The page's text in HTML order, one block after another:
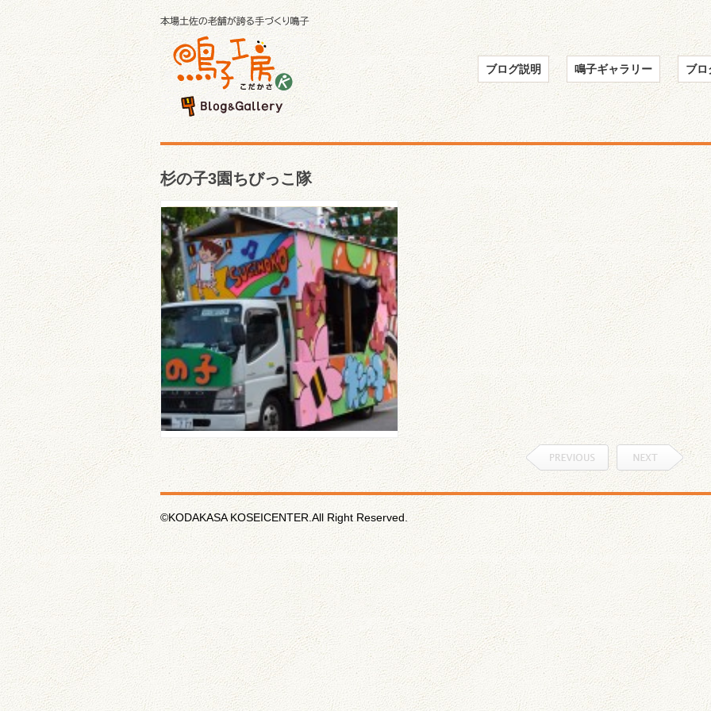
ブログ説明 鳴子ギャラリー ブロ
杉の子3園ちびっこ隊
第26回よさこい祭り「杉の子
3園ちびっこ隊」「安芸 東
陣」
©KODAKASA KOSEICENTER.All Right Reserved.